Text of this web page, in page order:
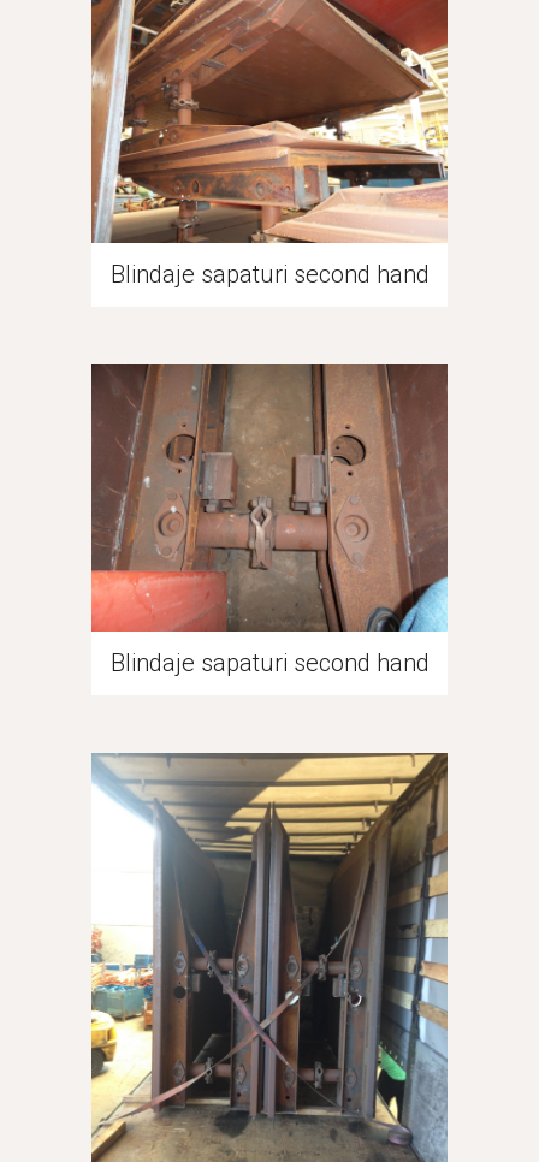
Blindaje sapaturi second hand
Blindaje sapaturi second hand